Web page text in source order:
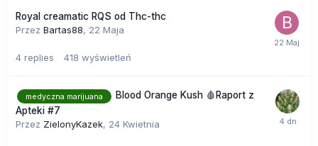
Royal creamatic RQS od Thc-thc
Przez Bartas88, 22 Maja
4 replies 418 wyświetleń
medyczna marijuana
Blood Orange Kush 🩸Raport z
Apteki #7
Przez ZielonyKazek, 24 Kwietnia